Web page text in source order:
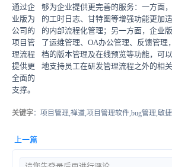
够为企业提供更完善的服务：一方面
的工时日志、甘特图等增强功能更加
的内部流程化管理；另一方面，企业
了运维管理、OA办公管理、反馈管理
档的版本管理及在线预览等功能，可
地支持员工在研发管理流程之外的相关
通过企
业版为
公司的
项目管
理流程
提供更
全面的
支撑。
关键字：项目管理,禅道,项目管理软件,bug管理,敏
上一篇